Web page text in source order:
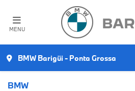
MENU
BMW Barigüi - Ponta Grossa
BMW